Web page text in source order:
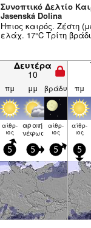
Συνοπτικό Δελτίο
Jasenská Dolina
Ηπιος καιρός. Ζέστη
ελάχ. 17°C Τρίτη
Δευτέρα
10
πμ μμ βράδυ πμ
αίθρ­
ιος
αραιή
νέφωση
αίθρ­
ιος
αίθρ­
ιος
5 5 5 5